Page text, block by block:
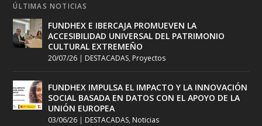
ÚLTIMAS NOTICIAS
FUNDHEX E IBERCAJA PROMUEVEN LA
ACCESIBILIDAD UNIVERSAL DEL PATRIMONIO
CULTURAL EXTREMEÑO
20/07/26 | DESTACADAS, Proyectos
FUNDHEX IMPULSA EL IMPACTO Y LA INNOVACIÓN
SOCIAL BASADA EN DATOS CON EL APOYO DE LA
UNIÓN EUROPEA
03/06/26 | DESTACADAS, Noticias